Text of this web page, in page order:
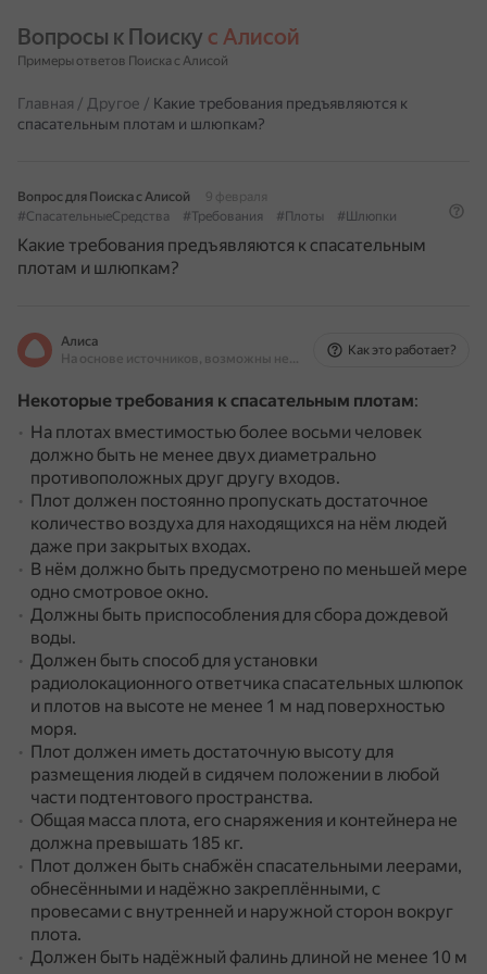
Вопросы к Поиску с Алисой
Примеры ответов Поиска с Алисой
Главная / Другое / Какие требования предъявляются к
спасательным плотам и шлюпкам?
Вопрос для Поиска с Алисой
9 февраля
#СпасательныеСредства
#Требования #Плоты #Шлюпки
Какие требования предъявляются к спасательным
плотам и шлюпкам?
Алиса
На основе источников, возможны неточности
Как это работает?
Некоторые требования к спасательным плотам:
На плотах вместимостью более восьми человек
должно быть не менее двух диаметрально
противоположных друг другу входов.
Плот должен постоянно пропускать достаточное
количество воздуха для находящихся на нём людей
даже при закрытых входах.
В нём должно быть предусмотрено по меньшей мере
одно смотровое окно.
Должны быть приспособления для сбора дождевой
воды.
Должен быть способ для установки
радиолокационного ответчика спасательных шлюпок
и плотов на высоте не менее 1 м над поверхностью
моря.
Плот должен иметь достаточную высоту для
размещения людей в сидячем положении в любой
части подтентового пространства.
Общая масса плота, его снаряжения и контейнера не
должна превышать 185 кг.
Плот должен быть снабжён спасательными леерами,
обнесёнными и надёжно закреплёнными, с
провесами с внутренней и наружной сторон вокруг
плота.
Должен быть надёжный фалинь длиной не менее 10 м